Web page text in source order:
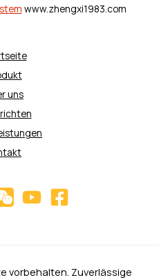
www.zhengxi1983.com
uns
vorbehalten. Zuverlässige